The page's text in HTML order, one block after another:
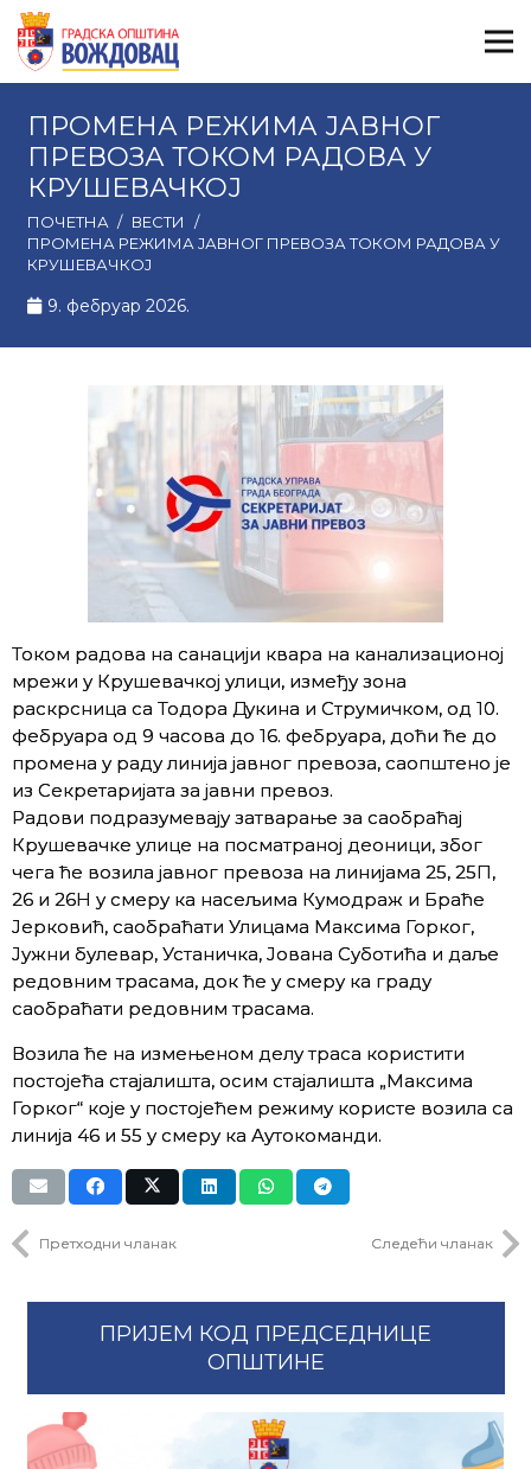
ПРОМЕНА РЕЖИМА ЈАВНОГ
ПРЕВОЗА ТОКОМ РАДОВА У
КРУШЕВАЧКОЈ
ПОЧЕТНА / ВЕСТИ
/
ПРОМЕНА РЕЖИМА ЈАВНОГ ПРЕВОЗА ТОКОМ РАДОВА У
КРУШЕВАЧКОЈ
9. фебруар 2026.
Током радова на санацији квара на канализационој
мрежи у Крушевачкој улици, између зона
раскрсница са Тодора Дукина и Струмичком, од 10.
фебруара од 9 часова до 16. фебруара, доћи ће до
промена у раду линија јавног превоза, саопштено је
из Секретаријата за јавни превоз.
Радови подразумевају затварање за саобраћај
Крушевачке улице на посматраној деоници, због
чега ће возила јавног превоза на линијама 25, 25П,
26 и 26Н у смеру ка насељима Кумодраж и Браће
Јерковић, саобраћати Улицама Максима Горког,
Јужни булевар, Устаничка, Јована Суботића и даље
редовним трасама, док ће у смеру ка граду
саобраћати редовним трасама.
Возила ће на измењеном делу траса користити
постојећа стајалишта, осим стајалишта „Максима
Горког“ које у постојећем режиму користе возила са
линија 46 и 55 у смеру ка Аутокоманди.
Претходни чланак Следећи чланак
ПРИЈЕМ КОД ПРЕДСЕДНИЦЕ
ОПШТИНЕ